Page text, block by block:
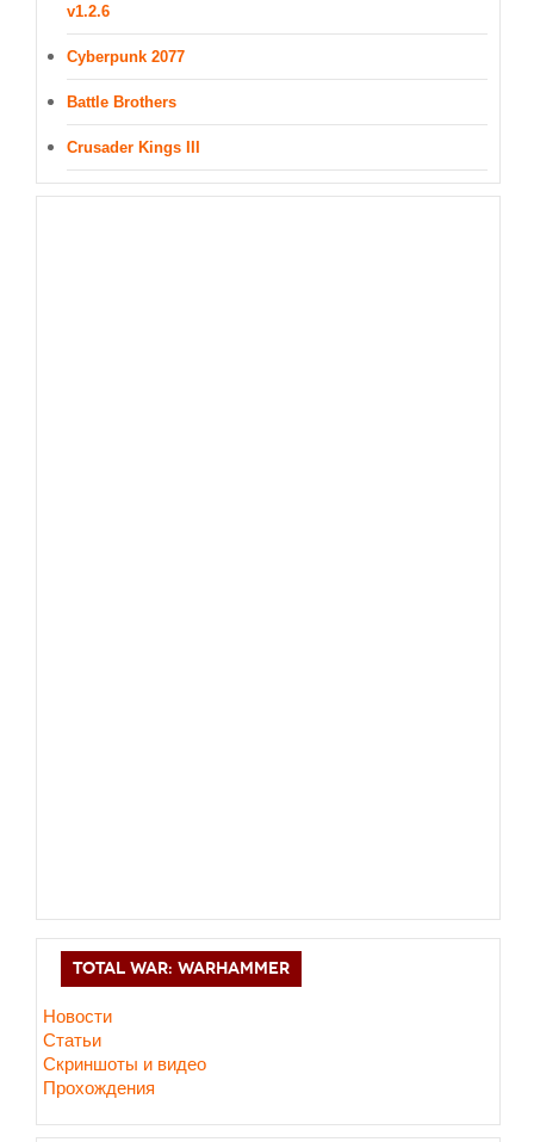
v1.2.6
Cyberpunk 2077
Battle Brothers
Crusader Kings III
TOTAL WAR: WARHAMMER
Новости
Статьи
Скриншоты и видео
Прохождения